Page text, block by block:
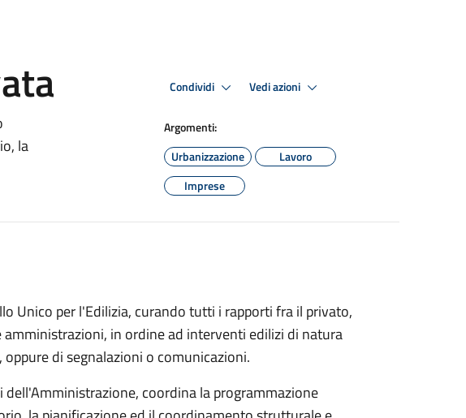
la
Condividi Vedi azioni
Argomenti:
Urbanizzazione
Lavoro
Imprese
Unico per l'Edilizia, curando tutti i rapporti fra il privato,
in ordine ad interventi edilizi di natura
di segnalazioni o comunicazioni.
coordina la programmazione